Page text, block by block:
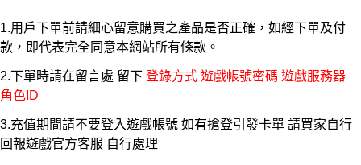
1.用戶下單前請細心留意購買之產品是否正確，如經下單及付
款，即代表完全同意本網站所有條款。
2.下單時請在留言處 留下 登錄方式 遊戲帳號密碼 遊戲服務器
角色ID
3.充值期間請不要登入遊戲帳號 如有搶登引發卡單 請買家自行
回報遊戲官方客服 自行處理